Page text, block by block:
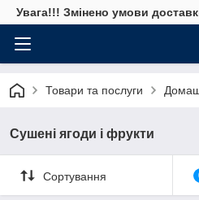
Увага!!! Змінено умови
Товари та послуги
Сушені ягоди і фрукти
Сортування